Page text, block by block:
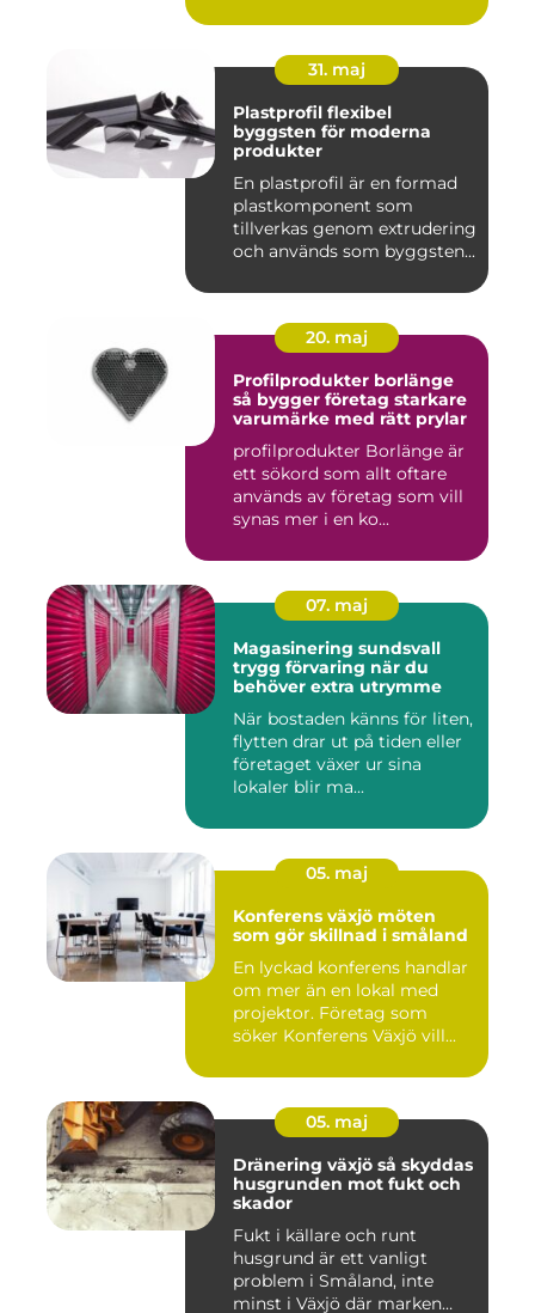
31. maj
Plastprofil flexibel
byggsten för moderna
produkter
En plastprofil är en formad
plastkomponent som
tillverkas genom extrudering
och används som byggsten...
20. maj
Profilprodukter borlänge
så bygger företag starkare
varumärke med rätt prylar
profilprodukter Borlänge är
ett sökord som allt oftare
används av företag som vill
synas mer i en ko...
07. maj
Magasinering sundsvall
trygg förvaring när du
behöver extra utrymme
När bostaden känns för liten,
flytten drar ut på tiden eller
företaget växer ur sina
lokaler blir ma...
05. maj
Konferens växjö möten
som gör skillnad i småland
En lyckad konferens handlar
om mer än en lokal med
projektor. Företag som
söker Konferens Växjö vill...
05. maj
Dränering växjö så skyddas
husgrunden mot fukt och
skador
Fukt i källare och runt
husgrund är ett vanligt
problem i Småland, inte
minst i Växjö där marken